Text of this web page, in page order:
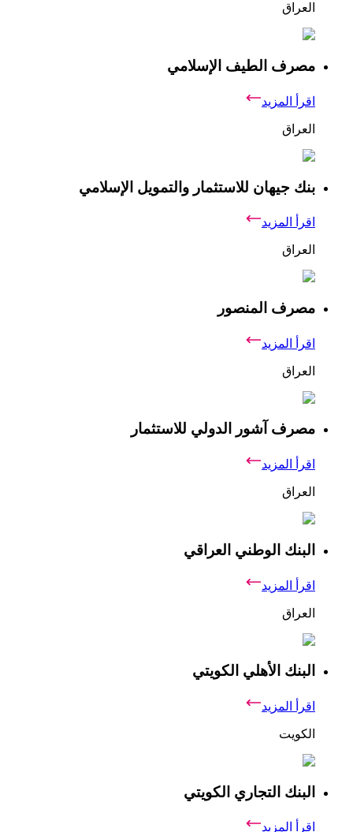
العراق
مصرف الطيف الإسلامي
اقرأ المزيد
العراق
بنك جيهان للاستثمار والتمويل الإسلامي
اقرأ المزيد
العراق
مصرف المنصور
اقرأ المزيد
العراق
مصرف آشور الدولي للاستثمار
اقرأ المزيد
العراق
البنك الوطني العراقي
اقرأ المزيد
العراق
البنك الأهلي الكويتي
اقرأ المزيد
الكويت
البنك التجاري الكويتي
اقرأ المزيد